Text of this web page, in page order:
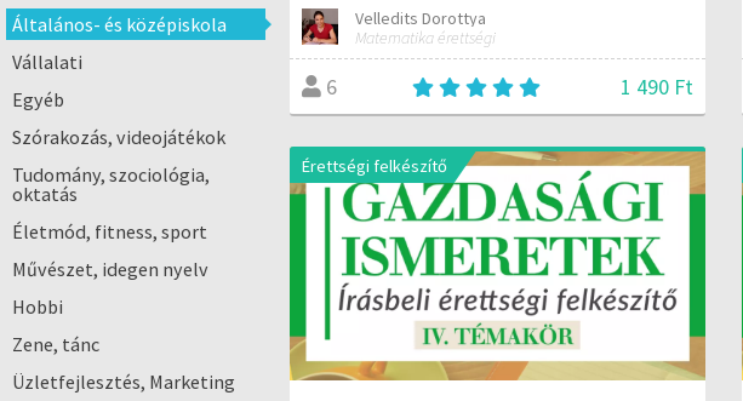
Általános- és középiskola
Vállalati
Egyéb
Szórakozás, videojátékok
Tudomány, szociológia,
oktatás
Életmód, fitness, sport
Művészet, idegen nyelv
Hobbi
Zene, tánc
Üzletfejlesztés, Marketing
Velledits Dorottya
Matematika érettségi
6 1 490 Ft
Érettségi felkészítő